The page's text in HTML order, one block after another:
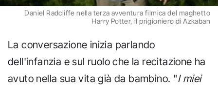
Daniel Radcliffe nella terza avventura filmica del maghetto
Harry Potter, il prigioniero di Azkaban
La conversazione inizia parlando
dell'infanzia e sul ruolo che la recitazione ha
avuto nella sua vita già da bambino. "I miei